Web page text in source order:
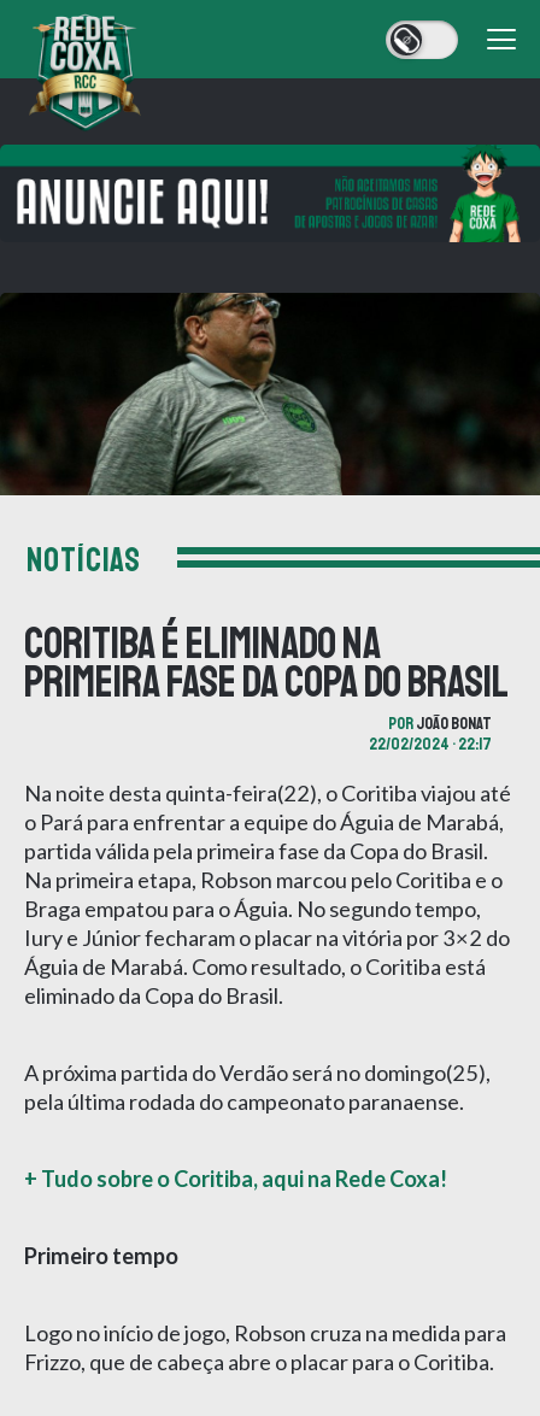
NOTÍCIAS
Coritiba é eliminado na
primeira fase da Copa do Brasil
PORJOÃO BONAT
22/02/2024 • 22:17
Na noite desta quinta-feira(22), o Coritiba viajou até
o Pará para enfrentar a equipe do Águia de Marabá,
partida válida pela primeira fase da Copa do Brasil.
Na primeira etapa, Robson marcou pelo Coritiba e o
Braga empatou para o Águia. No segundo tempo,
Iury e Júnior fecharam o placar na vitória por 3×2 do
Águia de Marabá. Como resultado, o Coritiba está
eliminado da Copa do Brasil.
A próxima partida do Verdão será no domingo(25),
pela última rodada do campeonato paranaense.
+ Tudo sobre o Coritiba, aqui na Rede Coxa!
Primeiro tempo
Logo no início de jogo, Robson cruza na medida para
Frizzo, que de cabeça abre o placar para o Coritiba.